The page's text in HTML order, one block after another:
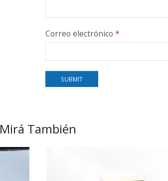
Correo electrónico *
Mirá También